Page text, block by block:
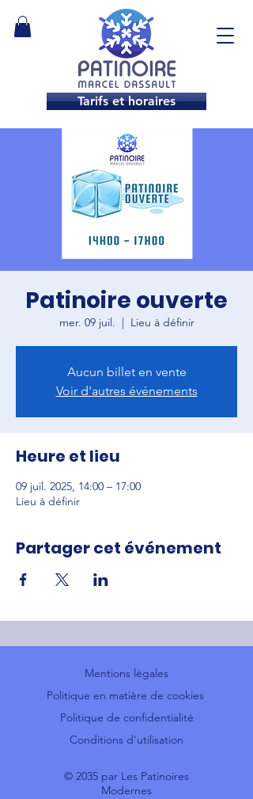
Tarifs et horaires
Patinoire ouverte
mer. 09 juil. Lieu à définir
Aucun billet en vente
Voir d'autres événements
Heure et lieu
09 juil. 2025, 14:00 – 17:00
Lieu à définir
Partager cet événement
Mentions légales
Politique en matière de cookies
Politique de confidentialité
Conditions d'utilisation
© 2035 par Les Patinoires
Modernes